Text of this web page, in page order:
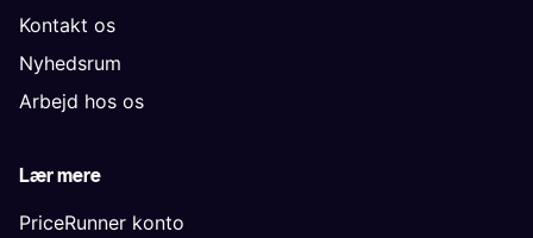
Kontakt os
Nyhedsrum
Arbejd hos os
Lær mere
PriceRunner konto